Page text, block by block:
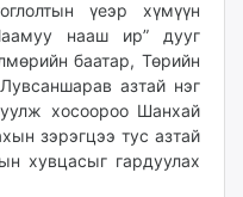
үеэр хүмүүн
нааш ир” дууг
баатар, Төрийн
азтай нэг
хосоороо Шанхай
зэрэгцээ тус азтай
хувцасыг гардуулах